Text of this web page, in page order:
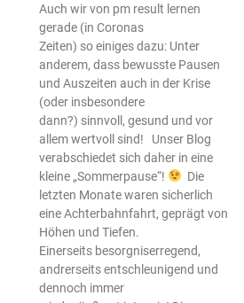
Auch wir von pm result lernen
gerade (in Coronas
Zeiten) so einiges dazu: Unter
anderem, dass bewusste Pausen
und Auszeiten auch in der Krise
(oder insbesondere
dann?) sinnvoll, gesund und vor
allem wertvoll sind! Unser Blog
verabschiedet sich daher in eine
kleine „Sommerpause“!
Die
letzten Monate waren sicherlich
eine Achterbahnfahrt, geprägt von
Höhen und Tiefen.
Einerseits besorgniserregend,
andrerseits entschleunigend und
dennoch immer